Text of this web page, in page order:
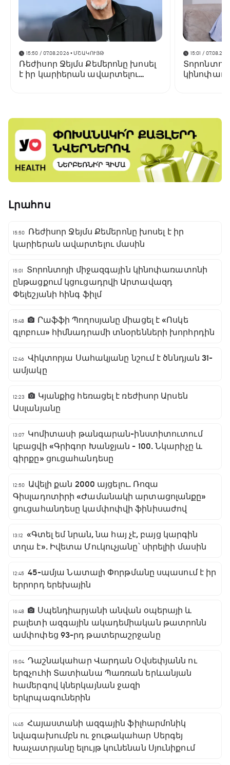
15:50 / 07.08.2026• ՄՇԱԿՈՒՅԹ
Ռեժիսոր Ջեյմս Քեմերոնը խոսել
է իր կարիերան ավարտելու
15:01 /
Լրահոս
15:50
Ռեժիսոր Ջեյմս Քեմերոնը խոսել է իր
կարիերան ավարտելու մասին
15:01
Տորոնտոյի միջազգային կինոփառատոնի
ընթացքում կցուցադրվի Արտավազդ
Փելեշյանի հինգ ֆիլմ
15:48
Րաֆֆի Պողոսյանը միացել է «Ոսկե
գլոբուս» հիմնադրամի տնօրենների խորհրդին
12:46 Վիկտորյա Սահակյանը նշում է ծննդյան 31-
ամյակը
12:23
Կյանքից հեռացել է ռեժիսոր Արսեն
Ասլանյանը
13:07
Կոմիտասի թանգարան-ինստիտուտում
կբացվի «Գրիգոր Խանջյան - 100. Նկարիչը և
գիրքը» ցուցահանդեսը
12:50
Ավելի քան 2000 այցելու. Ռոզա
Գիսլադոտիրի «Ժամանակի արտացոլանքը»
ցուցահանդեսը կամփոփվի ֆինիսաժով
13:12
«Գտել եմ նրան, նա հայ չէ, բայց կարգին
տղա է». Իվետա Մուկուչյանը՝ սիրելիի մասին
12:45 45-ամյա Նատալի Փորթմանը սպասում է իր
երրորդ երեխային
16:48
Սպենդիարյանի անվան օպերայի և
բալետի ազգային ակադեմիական թատրոնն
ամփոփեց 93-րդ թատերաշրջանը
15:04 Դաշնակահար Վարդան Օվսեփյանն ու
երգչուհի Տատիանա Պառռան երևանյան
համերգով կներկայնան ջազի
երկրպագուներին
14:45 Հայաստանի ազգային ֆիլհարմոնիկ
նվագախումբն ու ջութակահար Սերգեյ
Խաչատրյանը ելույթ կունենան Սյունիքում